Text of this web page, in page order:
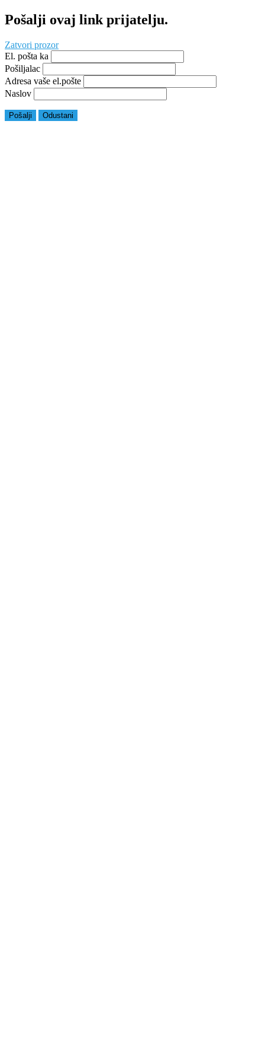
Pošalji ovaj link prijatelju.
Zatvori prozor
El. pošta ka
Pošiljalac
Adresa vaše el.pošte
Naslov
Pošalji Odustani